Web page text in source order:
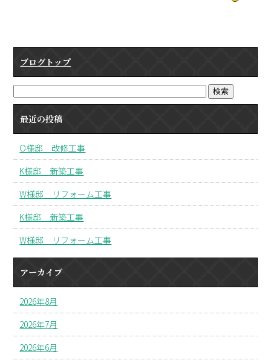
ブログトップ
最近の投稿
O様邸 改修工事
K様邸 新築工事
W様邸 リフォーム工事
K様邸 新築工事
W様邸 リフォーム工事
アーカイブ
2026年8月
2026年7月
2026年6月